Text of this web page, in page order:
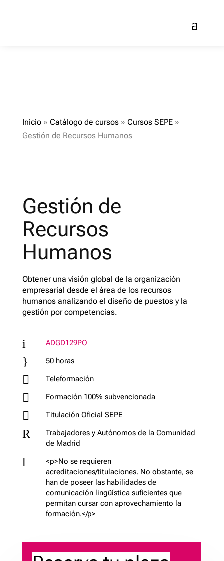
Inicio» Catálogo de cursos» Cursos SEPE»
Gestión de Recursos Humanos
Gestión de
Recursos
Humanos
Obtener una visión global de la organización
empresarial desde el área de los recursos
humanos analizando el diseño de puestos y la
gestión por competencias.
i ADGD129PO
} 50 horas
 Teleformación
 Formación 100% subvencionada
 Titulación Oficial SEPE
R
Trabajadores y Autónomos de la Comunidad
de Madrid
l
<p>No se requieren
acreditaciones/titulaciones. No obstante, se
han de poseer las habilidades de
comunicación lingüística suficientes que
permitan cursar con aprovechamiento la
formación.</p>